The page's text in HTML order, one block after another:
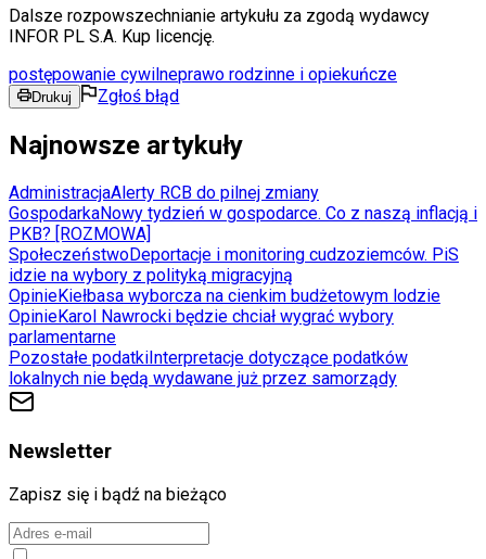
Dalsze rozpowszechnianie artykułu za zgodą wydawcy
INFOR PL S.A. Kup licencję.
postępowanie cywilneprawo rodzinne i opiekuńcze
Drukuj Zgłoś błąd
Najnowsze artykuły
AdministracjaAlerty RCB do pilnej zmiany
GospodarkaNowy tydzień w gospodarce. Co z naszą inflacją i
PKB? [ROZMOWA]
SpołeczeństwoDeportacje i monitoring cudzoziemców. PiS
idzie na wybory z polityką migracyjną
OpinieKiełbasa wyborcza na cienkim budżetowym lodzie
OpinieKarol Nawrocki będzie chciał wygrać wybory
parlamentarne
Pozostałe podatki Interpretacje dotyczące podatków
lokalnych nie będą wydawane już przez samorządy
Newsletter
Zapisz się i bądź na bieżąco